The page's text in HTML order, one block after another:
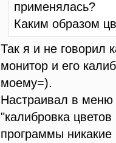
применялась?
Каким образом
Так я и не говорил
монитор и его
моему=).
Настраивал в
"калибровка
программы